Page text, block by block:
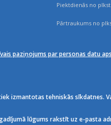
Piektdienās no
Pārtraukums no
paziņojums par personas datu
izmantotas tehniskās sīkdatnes.
lūgums rakstīt uz e-pasta